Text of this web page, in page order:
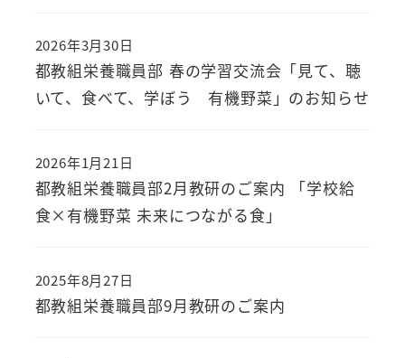
都教組栄養職員部 春の学習交流会「見て、聴
いて、食べて、学ぼう 有機野菜」のお知らせ
投稿日
2026年3月30日
都教組栄養職員部2月教研のご案内 「学校給
食×有機野菜 未来につながる食」
投稿日
2026年1月21日
都教組栄養職員部9月教研のご案内
投稿日
2025年8月27日